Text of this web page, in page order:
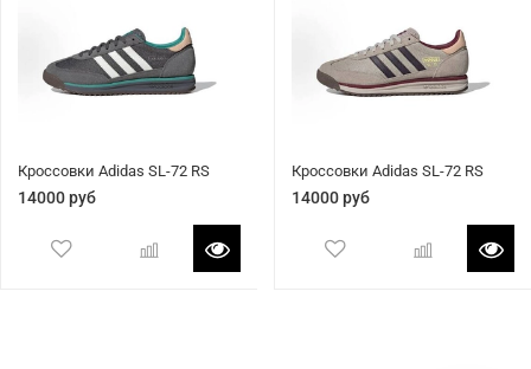
Кроссовки Adidas SL-72 RS
14000 руб
Кроссовки Adidas SL-72 RS
14000 руб